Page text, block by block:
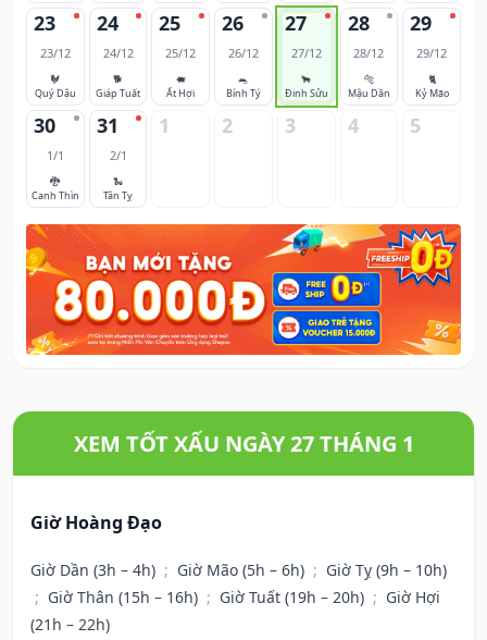
23
23/12
🐓
Quý Dậu
24
24/12
🐕
Giáp Tuất
25
25/12
🐖
Ất Hợi
26
26/12
🐀
Bính Tý
27
27/12
🐂
Đinh Sửu
28
28/12
🐅
Mậu Dần
29
29/12
🐈
Kỷ Mão
30
1/1
🐉
Canh Thìn
31
2/1
🐍
Tân Tỵ
1 2 3 4 5
XEM TỐT XẤU NGÀY 27 THÁNG 1
Giờ Hoàng Đạo
Giờ Dần (3h – 4h) ; Giờ Mão (5h – 6h) ; Giờ Tỵ (9h – 10h)
; Giờ Thân (15h – 16h) ; Giờ Tuất (19h – 20h) ; Giờ Hợi
(21h – 22h)